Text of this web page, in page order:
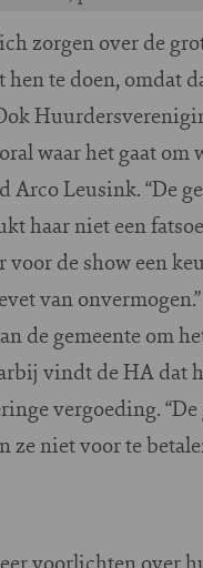
zorgen over de
te doen, omdat
waar het gaat
Arco Leusink. “De
haar niet een
voor de show een
van onvermogen.”
de gemeente om
vindt de HA dat
vergoeding.
ze niet voor te
voorlichten over